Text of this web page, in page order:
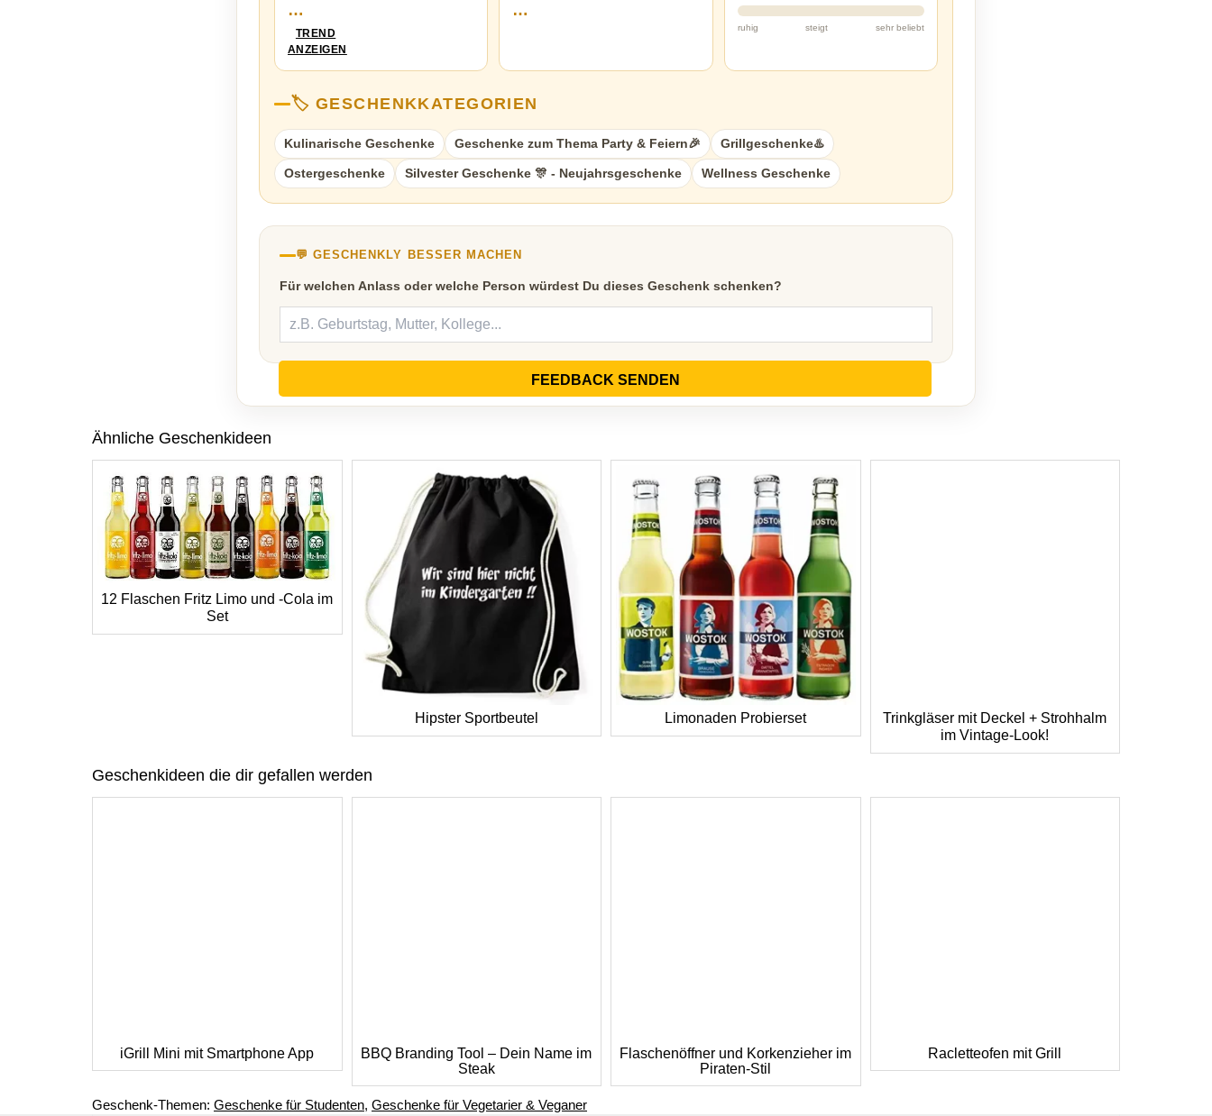
…
TREND
ANZEIGEN
…
ruhig steigt sehr beliebt
🏷️ GESCHENKKATEGORIEN
Kulinarische Geschenke Geschenke zum Thema Party & Feiern🎉 Grillgeschenke♨️
Ostergeschenke Silvester Geschenke 🎊 - Neujahrsgeschenke Wellness Geschenke
💬 GESCHENKLY BESSER MACHEN
Für welchen Anlass oder welche Person würdest Du dieses Geschenk schenken?
FEEDBACK SENDEN
Ähnliche Geschenkideen
12 Flaschen Fritz Limo und -Cola im
Set
Hipster Sportbeutel Limonaden Probierset
Trinkgläser mit Deckel + Strohhalm
im Vintage-Look!
Geschenkideen die dir gefallen werden
iGrill Mini mit Smartphone App
BBQ Branding Tool – Dein Name im
Steak
Flaschenöffner und Korkenzieher im
Piraten-Stil
Racletteofen mit Grill
Geschenk-Themen: Geschenke für Studenten, Geschenke für Vegetarier & Veganer